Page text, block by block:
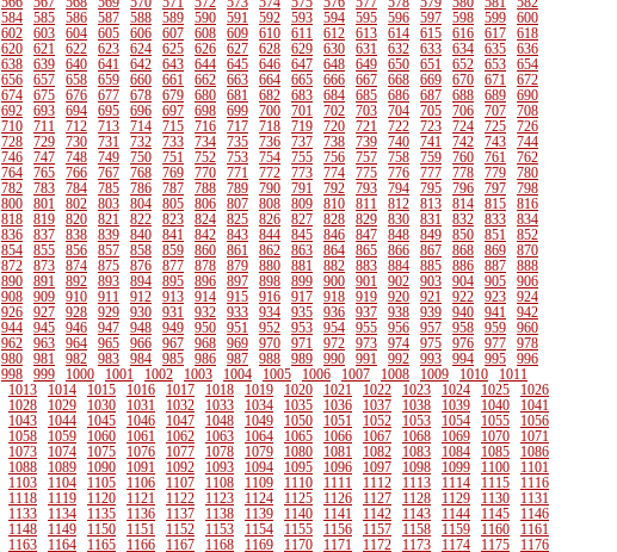
584 585 586 587 588 589 590 591 592 593 594 595 596 597 598 599
600
602 603 604 605 606 607 608 609 610 611 612 613 614 615 616 617
618
620 621 622 623 624 625 626 627 628 629 630 631 632 633 634 635
636
638 639 640 641 642 643 644 645 646 647 648 649 650 651 652 653
654
656 657 658 659 660 661 662 663 664 665 666 667 668 669 670 671
672
674 675 676 677 678 679 680 681 682 683 684 685 686 687 688 689
690
692 693 694 695 696 697 698 699 700 701 702 703 704 705 706 707
708
710 711 712 713 714 715 716 717 718 719 720 721 722 723 724 725
726
728 729 730 731 732 733 734 735 736 737 738 739 740 741 742 743
744
746 747 748 749 750 751 752 753 754 755 756 757 758 759 760 761
762
764 765 766 767 768 769 770 771 772 773 774 775 776 777 778 779
780
782 783 784 785 786 787 788 789 790 791 792 793 794 795 796 797
798
800 801 802 803 804 805 806 807 808 809 810 811 812 813 814 815
816
818 819 820 821 822 823 824 825 826 827 828 829 830 831 832 833
834
836 837 838 839 840 841 842 843 844 845 846 847 848 849 850 851
852
854 855 856 857 858 859 860 861 862 863 864 865 866 867 868 869
870
872 873 874 875 876 877 878 879 880 881 882 883 884 885 886 887
888
890 891 892 893 894 895 896 897 898 899 900 901 902 903 904 905
906
908 909 910 911 912 913 914 915 916 917 918 919 920 921 922 923
924
926 927 928 929 930 931 932 933 934 935 936 937 938 939 940 941
942
944 945 946 947 948 949 950 951 952 953 954 955 956 957 958 959
960
962 963 964 965 966 967 968 969 970 971 972 973 974 975 976 977
978
980 981 982 983 984 985 986 987 988 989 990 991 992 993 994 995
996
998 999 1000 1001 1002 1003 1004 1005 1006 1007 1008 1009 1010
1011
1013 1014 1015 1016 1017 1018 1019 1020 1021 1022 1023 1024 1025
1026
1028 1029 1030 1031 1032 1033 1034 1035 1036 1037 1038 1039 1040
1041
1043 1044 1045 1046 1047 1048 1049 1050 1051 1052 1053 1054 1055
1056
1058 1059 1060 1061 1062 1063 1064 1065 1066 1067 1068 1069 1070
1071
1073 1074 1075 1076 1077 1078 1079 1080 1081 1082 1083 1084 1085
1086
1088 1089 1090 1091 1092 1093 1094 1095 1096 1097 1098 1099 1100
1101
1103 1104 1105 1106 1107 1108 1109 1110 1111 1112 1113 1114 1115
1116
1118 1119 1120 1121 1122 1123 1124 1125 1126 1127 1128 1129 1130
1131
1133 1134 1135 1136 1137 1138 1139 1140 1141 1142 1143 1144 1145
1146
1148 1149 1150 1151 1152 1153 1154 1155 1156 1157 1158 1159 1160
1161
1163 1164 1165 1166 1167 1168 1169 1170 1171 1172 1173 1174 1175
1176